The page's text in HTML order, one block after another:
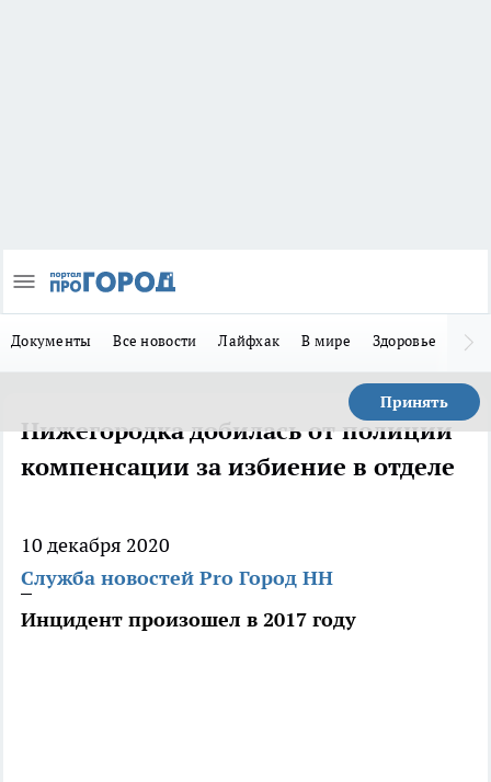
Документы Все новости Лайфхак В мире Здоровье
Принять
Нижегородка добилась от полиции
компенсации за избиение в отделе
10 декабря 2020
Служба новостей Pro Город НН
Инцидент произошел в 2017 году